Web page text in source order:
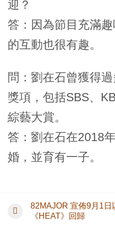
迎？
答：因為節目充滿
的互動也很有趣。
問：劉在石曾獲得
獎項，包括SBS、
綜藝大賞。
答：劉在石在2018
婚，並育有一子。
82MAJOR 宣佈9月1日
《HEAT》回歸